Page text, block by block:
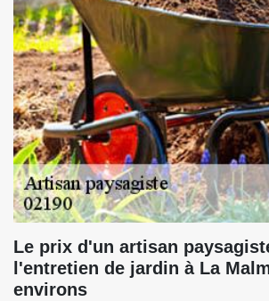
Le prix d'un artisan
l'entretien de jardin à La
environs